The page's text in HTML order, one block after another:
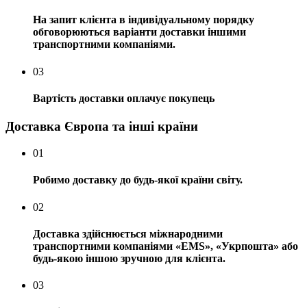
На запит клієнта в індивідуальному порядку
обговорюються варіанти доставки іншими
транспортними компаніями.
03
Вартість доставки оплачує покупець
Доставка Європа та інші країни
01
Робимо доставку до будь-якої країни світу.
02
Доставка здійснюється міжнародними
транспортними компаніями «EMS», «Укрпошта» або
будь-якою іншою зручною для клієнта.
03